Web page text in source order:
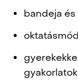
bandeja
gyakorlatok